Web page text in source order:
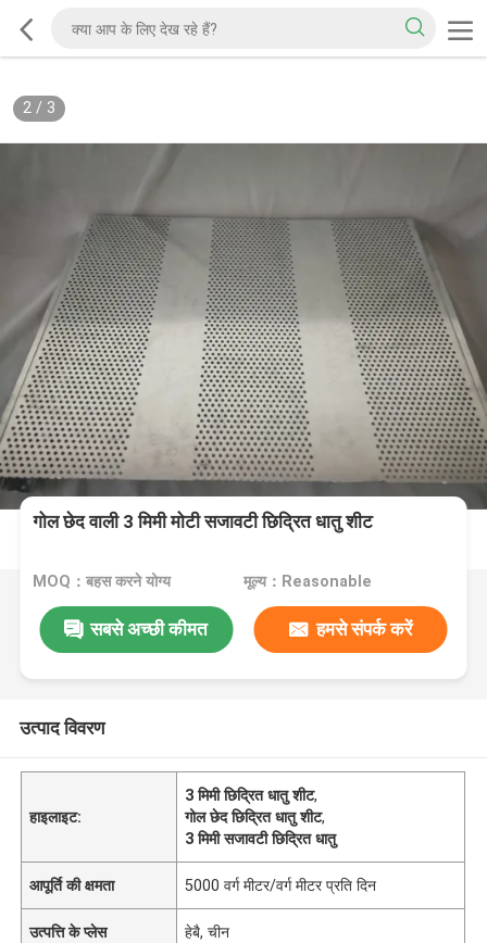
2/ 3
गोल छेद वाली 3 मिमी मोटी सजावटी छिद्रित धातु शीट
MOQ：बहस करने योग्य मूल्य：Reasonable
सबसे अच्छी कीमत हमसे संपर्क करें
उत्पाद विवरण
हाइलाइट:
3 मिमी छिद्रित धातु शीट,
गोल छेद छिद्रित धातु शीट,
3 मिमी सजावटी छिद्रित धातु
आपूर्ति की क्षमता 5000 वर्ग मीटर/वर्ग मीटर प्रति दिन
उत्पत्ति के प्लेस हेबै, चीन